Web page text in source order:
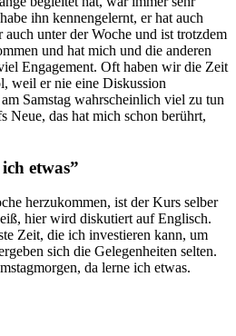
ihn kennengelernt, er hat auch
unter der Woche und ist trotzdem
und hat mich und die anderen
Engagement. Oft haben wir die Zeit
weil er nie eine Diskussion
Samstag wahrscheinlich viel zu tun
Neue, das hat mich schon berührt,
etwas”
herzukommen, ist der Kurs selber
hier wird diskutiert auf Englisch.
Zeit, die ich investieren kann, um
sich die Gelegenheiten selten.
da lerne ich etwas.